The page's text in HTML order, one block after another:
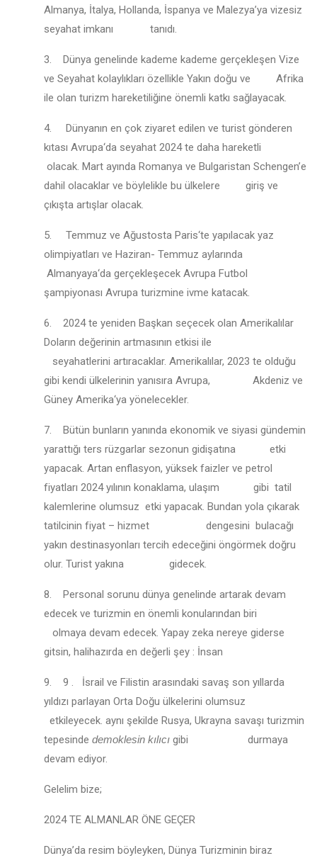
Almanya, İtalya, Hollanda, İspanya ve Malezya’ya vizesiz
seyahat imkanı tanıdı.
3. Dünya genelinde kademe kademe gerçekleşen Vize
ve Seyahat kolaylıkları özellikle Yakın doğu ve Afrika
ile olan turizm hareketiliğine önemli katkı sağlayacak.
4. Dünyanın en çok ziyaret edilen ve turist gönderen
kıtası Avrupa‘da seyahat 2024 te daha hareketli
olacak. Mart ayında Romanya ve Bulgaristan Schengen’e
dahil olacaklar ve böylelikle bu ülkelere giriş ve
çıkışta artışlar olacak.
5. Temmuz ve Ağustosta Paris‘te yapılacak yaz
olimpiyatları ve Haziran- Temmuz aylarında
Almanyaya‘da gerçekleşecek Avrupa Futbol
şampiyonası Avrupa turizmine ivme katacak.
6. 2024 te yeniden Başkan seçecek olan Amerikalılar
Doların değerinin artmasının etkisi ile
seyahatlerini artıracaklar. Amerikalılar, 2023 te olduğu
gibi kendi ülkelerinin yanısıra Avrupa, Akdeniz ve
Güney Amerika‘ya yönelecekler.
7. Bütün bunların yanında ekonomik ve siyasi gündemin
yarattığı ters rüzgarlar sezonun gidişatına etki
yapacak. Artan enflasyon, yüksek faizler ve petrol
fiyatları 2024 yılının konaklama, ulaşım gibi tatil
kalemlerine olumsuz etki yapacak. Bundan yola çıkarak
tatilcinin fiyat – hizmet dengesini bulacağı
yakın destinasyonları tercih edeceğini öngörmek doğru
olur. Turist yakına gidecek.
8. Personal sorunu dünya genelinde artarak devam
edecek ve turizmin en önemli konularından biri
olmaya devam edecek. Yapay zeka nereye giderse
gitsin, halihazırda en değerli şey : İnsan
9. 9 . İsrail ve Filistin arasındaki savaş son yıllarda
yıldızı parlayan Orta Doğu ülkelerini olumsuz
etkileyecek. aynı şekilde Rusya, Ukrayna savaşı turizmin
tepesinde demoklesin kılıcı gibi durmaya
devam ediyor.
Gelelim bize;
2024 TE ALMANLAR ÖNE GEÇER
Dünya’da resim böyleyken, Dünya Turizminin biraz